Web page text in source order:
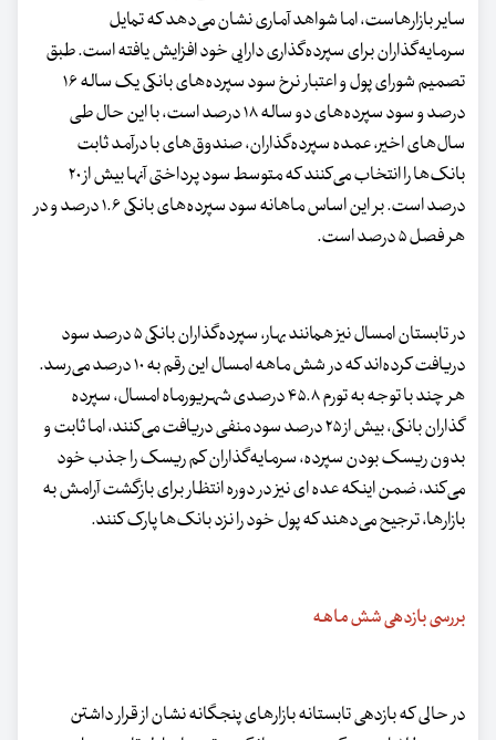
سایر بازارهاست، اما شواهد آماری نشان می‌دهد که تمایل
سرمایه‌گذاران برای سپرده‌گذاری دارایی خود افزایش یافته است. طبق
تصمیم شورای پول و اعتبار نرخ سود سپرده‌های بانکی یک ساله ۱۶
درصد و سود سپرده‌های دو ساله ۱۸ درصد است، با این حال طی
سال‌های اخیر، عمده سپرده‌گذاران، صندوق‌های با درآمد ثابت
بانک‌ها را انتخاب می‌کنند که متوسط سود پرداختی آنها بیش از ۲۰
درصد است. بر این اساس ماهانه سود سپرده‌های بانکی ۱.۶ درصد و در
هر فصل ۵ درصد است.
در تابستان امسال نیز همانند بهار، سپرده‌گذاران بانکی ۵ درصد سود
دریافت کرده‌اند که در شش ماهه امسال این رقم به ۱۰ درصد می‌رسد.
هر چند با توجه به تورم ۴۵.۸ درصدی شهریورماه امسال، سپرده
گذاران بانکی، بیش از ۲۵ درصد سود منفی دریافت می‌کنند، اما ثابت و
بدون ریسک بودن سپرده، سرمایه‌گذاران کم ریسک را جذب خود
می‌کند، ضمن اینکه عده ای نیز در دوره انتظار برای بازگشت آرامش به
بازارها، ترجیح می‌دهند که پول خود را نزد بانک‌ها پارک کنند.
بررسی بازدهی شش ماهه
در حالی که بازدهی تابستانه بازارهای پنجگانه نشان از قرار داشتن